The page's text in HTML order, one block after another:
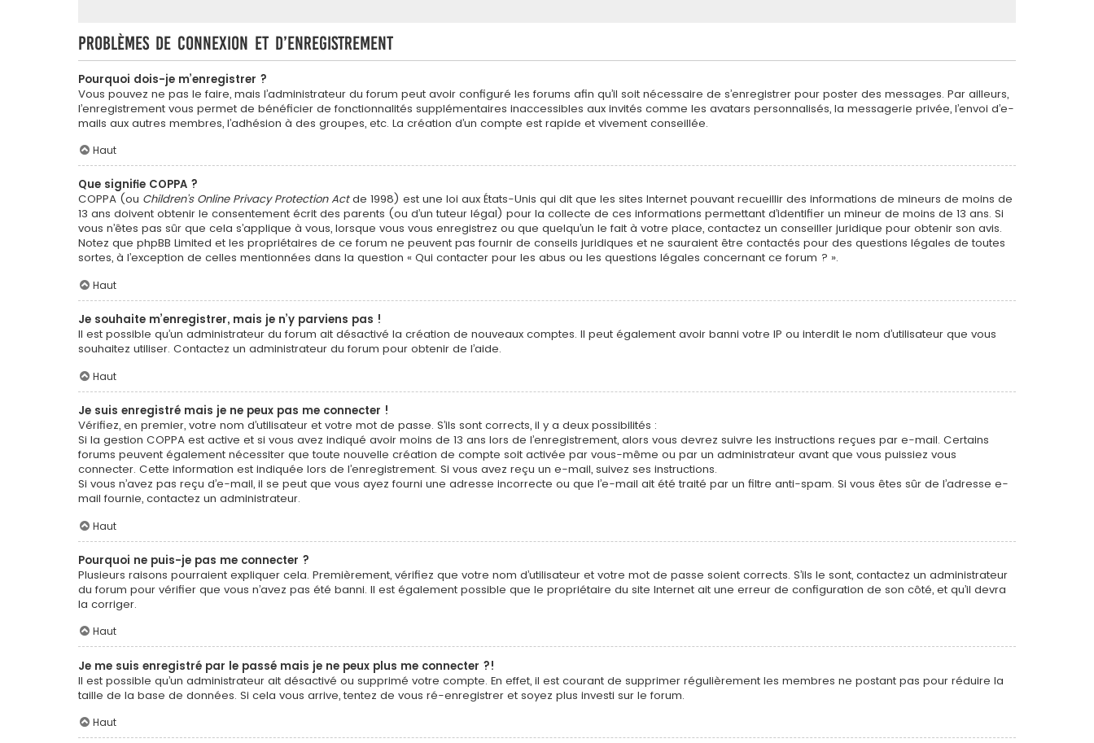
Problèmes de connexion et d’enregistrement
Pourquoi dois-je m’enregistrer ?
Vous pouvez ne pas le faire, mais l’administrateur du forum peut avoir configuré les forums afin qu’il soit nécessaire de s’enregistrer pour poster des messages. Par ailleurs,
l’enregistrement vous permet de bénéficier de fonctionnalités supplémentaires inaccessibles aux invités comme les avatars personnalisés, la messagerie privée, l’envoi d’e-
mails aux autres membres, l’adhésion à des groupes, etc. La création d’un compte est rapide et vivement conseillée.
Haut
Que signifie COPPA ?
COPPA (ou Children’s Online Privacy Protection Actde 1998) est une loi aux États-Unis qui dit que les sites Internet pouvant recueillir des informations de mineurs de moins de
13 ans doivent obtenir le consentement écrit des parents (ou d’un tuteur légal) pour la collecte de ces informations permettant d’identifier un mineur de moins de 13 ans. Si
vous n’êtes pas sûr que cela s’applique à vous, lorsque vous vous enregistrez ou que quelqu’un le fait à votre place, contactez un conseiller juridique pour obtenir son avis.
Notez que phpBB Limited et les propriétaires de ce forum ne peuvent pas fournir de conseils juridiques et ne sauraient être contactés pour des questions légales de toutes
sortes, à l’exception de celles mentionnées dans la question « Qui contacter pour les abus ou les questions légales concernant ce forum ? ».
Haut
Je souhaite m’enregistrer, mais je n’y parviens pas !
Il est possible qu’un administrateur du forum ait désactivé la création de nouveaux comptes. Il peut également avoir banni votre IP ou interdit le nom d’utilisateur que vous
souhaitez utiliser. Contactez un administrateur du forum pour obtenir de l’aide.
Haut
Je suis enregistré mais je ne peux pas me connecter !
Vérifiez, en premier, votre nom d’utilisateur et votre mot de passe. S’ils sont corrects, il y a deux possibilités :
Si la gestion COPPA est active et si vous avez indiqué avoir moins de 13 ans lors de l’enregistrement, alors vous devrez suivre les instructions reçues par e-mail. Certains
forums peuvent également nécessiter que toute nouvelle création de compte soit activée par vous-même ou par un administrateur avant que vous puissiez vous
connecter. Cette information est indiquée lors de l’enregistrement. Si vous avez reçu un e-mail, suivez ses instructions.
Si vous n’avez pas reçu d’e-mail, il se peut que vous ayez fourni une adresse incorrecte ou que l’e-mail ait été traité par un filtre anti-spam. Si vous êtes sûr de l’adresse e-
mail fournie, contactez un administrateur.
Haut
Pourquoi ne puis-je pas me connecter ?
Plusieurs raisons pourraient expliquer cela. Premièrement, vérifiez que votre nom d’utilisateur et votre mot de passe soient corrects. S’ils le sont, contactez un administrateur
du forum pour vérifier que vous n’avez pas été banni. Il est également possible que le propriétaire du site Internet ait une erreur de configuration de son côté, et qu’il devra
la corriger.
Haut
Je me suis enregistré par le passé mais je ne peux plus me connecter ?!
Il est possible qu’un administrateur ait désactivé ou supprimé votre compte. En effet, il est courant de supprimer régulièrement les membres ne postant pas pour réduire la
taille de la base de données. Si cela vous arrive, tentez de vous ré-enregistrer et soyez plus investi sur le forum.
Haut